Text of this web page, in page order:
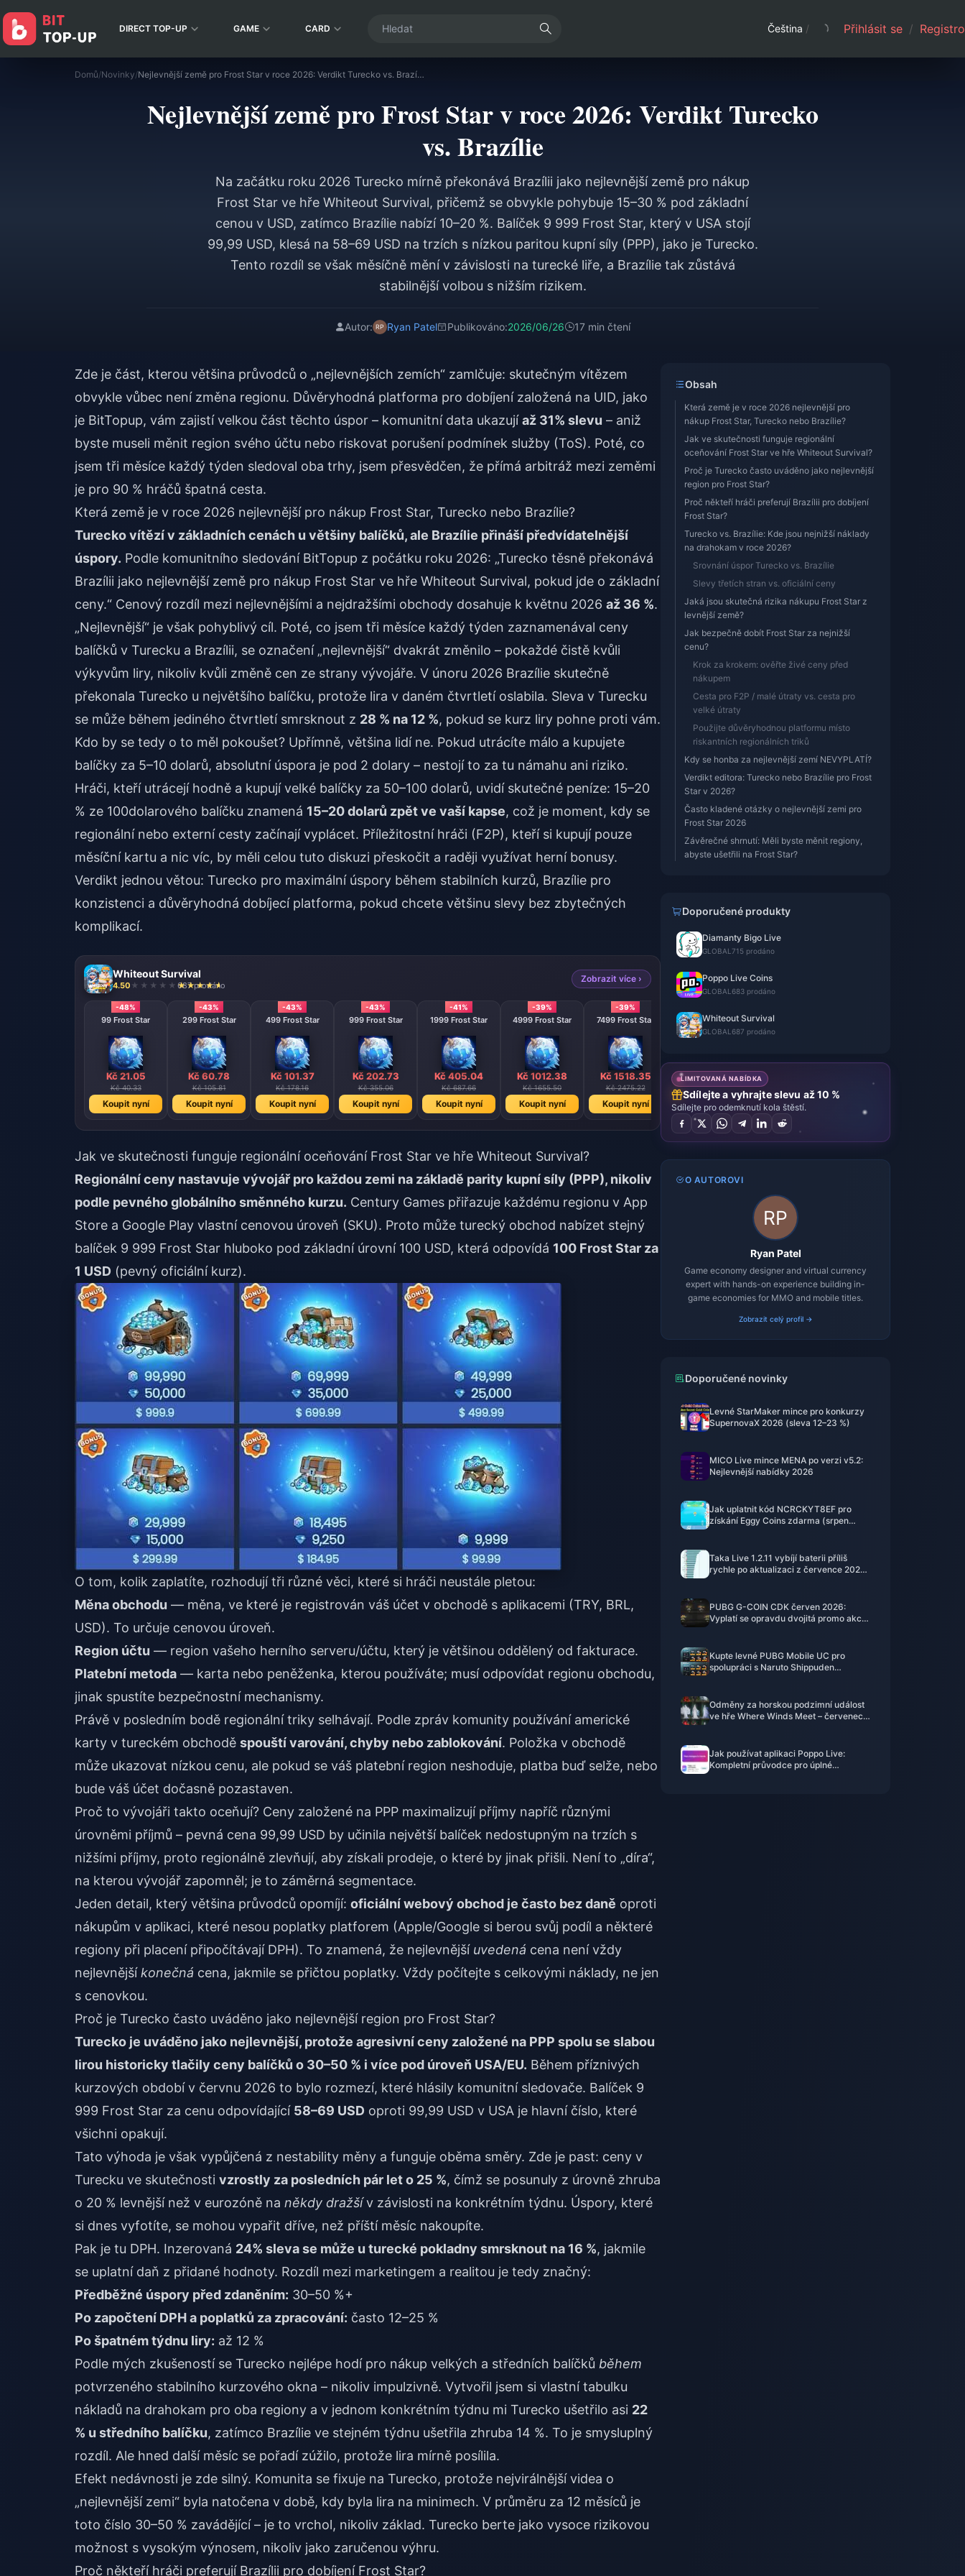
DIRECT TOP-UP GAME CARD Čeština / Přihlásit se /
Domů/Novinky/ Nejlevnější země pro Frost Star v roce 2026: Verdikt Turecko vs. Brazílie
Nejlevnější země pro Frost Star v roce 2026: Verdikt Turecko
vs. Brazílie
Na začátku roku 2026 Turecko mírně překonává Brazílii jako nejlevnější země pro nákup
Frost Star ve hře Whiteout Survival, přičemž se obvykle pohybuje 15–30 % pod základní
cenou v USD, zatímco Brazílie nabízí 10–20 %. Balíček 9 999 Frost Star, který v USA stojí
99,99 USD, klesá na 58–69 USD na trzích s nízkou paritou kupní síly (PPP), jako je Turecko.
Tento rozdíl se však měsíčně mění v závislosti na turecké liře, a Brazílie tak zůstává
stabilnější volbou s nižším rizikem.
Autor: Ryan Patel Publikováno:2026/06/26 17 min čtení
Zde je část, kterou většina průvodců o „nejlevnějších zemích“ zamlčuje: skutečným vítězem
obvykle vůbec není změna regionu. Důvěryhodná platforma pro dobíjení založená na UID, jako
je BitTopup, vám zajistí velkou část těchto úspor – komunitní data ukazujíaž 31% slevu – aniž
byste museli měnit region svého účtu nebo riskovat porušení podmínek služby (ToS). Poté, co
jsem tři měsíce každý týden sledoval oba trhy, jsem přesvědčen, že přímá arbitráž mezi zeměmi
je pro 90 % hráčů špatná cesta.
Která země je v roce 2026 nejlevnější pro nákup Frost Star, Turecko nebo Brazílie?
Turecko vítězí v základních cenách u většiny balíčků, ale Brazílie přináší předvídatelnější
úspory. Podle komunitního sledování BitTopup z počátku roku 2026: „Turecko těsně překonává
Brazílii jako nejlevnější země pro nákup Frost Star ve hře Whiteout Survival, pokud jde o základní
ceny.“ Cenový rozdíl mezi nejlevnějšími a nejdražšími obchody dosahuje k květnu 2026 až 36 %.
„Nejlevnější“ je však pohyblivý cíl. Poté, co jsem tři měsíce každý týden zaznamenával ceny
balíčků v Turecku a Brazílii, se označení „nejlevnější“ dvakrát změnilo – pokaždé čistě kvůli
výkyvům liry, nikoliv kvůli změně cen ze strany vývojáře. V únoru 2026 Brazílie skutečně
překonala Turecko u největšího balíčku, protože lira v daném čtvrtletí oslabila. Sleva v Turecku
se může během jediného čtvrtletí smrsknout z 28 % na 12 %, pokud se kurz liry pohne proti vám.
Kdo by se tedy o to měl pokoušet? Upřímně, většina lidí ne. Pokud utrácíte málo a kupujete
balíčky za 5–10 dolarů, absolutní úspora je pod 2 dolary – nestojí to za tu námahu ani riziko.
Hráči, kteří utrácejí hodně a kupují velké balíčky za 50–100 dolarů, uvidí skutečné peníze: 15–20
% ze 100dolarového balíčku znamená 15–20 dolarů zpět ve vaší kapse, což je moment, kdy se
regionální nebo externí cesty začínají vyplácet. Příležitostní hráči (F2P), kteří si kupují pouze
měsíční kartu a nic víc, by měli celou tuto diskuzi přeskočit a raději využívat herní bonusy.
Verdikt jednou větou: Turecko pro maximální úspory během stabilních kurzů, Brazílie pro
konzistenci a důvěryhodná dobíjecí platforma, pokud chcete většinu slevy bez zbytečných
komplikací.
Whiteout Survival
4.50 687 prodáno
Zobrazit více ›
-48%
99 Frost Star
Kč 21.05
Kč 40.33
Koupit nyní
-43%
299 Frost Star
Kč 60.78
Kč 105.81
Koupit nyní
-43%
499 Frost Star
Kč 101.37
Kč 178.16
Koupit nyní
-43%
999 Frost Star
Kč 202.73
Kč 355.06
Koupit nyní
-41%
1999 Frost Star
Kč 405.04
Kč 687.66
Koupit nyní
-39%
4999 Frost Star
Kč 1012.38
Kč 1655.50
Koupit nyní
-39%
7499 Frost Star
Kč 1518.35
Kč 2475.22
Koupit nyní
9999 Frost Star
Kč 2024.54
Kč 3571.74
Koupit nyní
Jak ve skutečnosti funguje regionální oceňování Frost Star ve hře Whiteout Survival?
Regionální ceny nastavuje vývojář pro každou zemi na základě parity kupní síly (PPP), nikoliv
podle pevného globálního směnného kurzu. Century Games přiřazuje každému regionu v App
Store a Google Play vlastní cenovou úroveň (SKU). Proto může turecký obchod nabízet stejný
balíček 9 999 Frost Star hluboko pod základní úrovní 100 USD, která odpovídá 100 Frost Star za
1 USD (pevný oficiální kurz).
O tom, kolik zaplatíte, rozhodují tři různé věci, které si hráči neustále pletou:
Měna obchodu — měna, ve které je registrován váš účet v obchodě s aplikacemi (TRY, BRL,
USD). To určuje cenovou úroveň.
Region účtu — region vašeho herního serveru/účtu, který je většinou oddělený od fakturace.
Platební metoda — karta nebo peněženka, kterou používáte; musí odpovídat regionu obchodu,
jinak spustíte bezpečnostní mechanismy.
Právě v posledním bodě regionální triky selhávají. Podle zpráv komunity používání americké
karty v tureckém obchodě spouští varování, chyby nebo zablokování. Položka v obchodě
může ukazovat nízkou cenu, ale pokud se váš platební region neshoduje, platba buď selže, nebo
bude váš účet dočasně pozastaven.
Proč to vývojáři takto oceňují? Ceny založené na PPP maximalizují příjmy napříč různými
úrovněmi příjmů – pevná cena 99,99 USD by učinila největší balíček nedostupným na trzích s
nižšími příjmy, proto regionálně zlevňují, aby získali prodeje, o které by jinak přišli. Není to „díra“,
na kterou vývojář zapomněl; je to záměrná segmentace.
Jeden detail, který většina průvodců opomíjí: oficiální webový obchod je často bez daně oproti
nákupům v aplikaci, které nesou poplatky platforem (Apple/Google si berou svůj podíl a některé
regiony při placení připočítávají DPH). To znamená, že nejlevnější uvedená cena není vždy
nejlevnějšíkonečná cena, jakmile se přičtou poplatky. Vždy počítejte s celkovými náklady, ne jen
s cenovkou.
Proč je Turecko často uváděno jako nejlevnější region pro Frost Star?
Turecko je uváděno jako nejlevnější, protože agresivní ceny založené na PPP spolu se slabou
lirou historicky tlačily ceny balíčků o 30–50 % i více pod úroveň USA/EU. Během příznivých
kurzových období v červnu 2026 to bylo rozmezí, které hlásily komunitní sledovače. Balíček 9
999 Frost Star za cenu odpovídající 58–69 USD oproti 99,99 USD v USA je hlavní číslo, které
všichni opakují.
Tato výhoda je však vypůjčená z nestability měny a funguje oběma směry. Zde je past: ceny v
Turecku ve skutečnosti vzrostly za posledních pár let o 25 %, čímž se posunuly z úrovně zhruba
o 20 % levnější než v eurozóně na někdy dražšív závislosti na konkrétním týdnu. Úspory, které
si dnes vyfotíte, se mohou vypařit dříve, než příští měsíc nakoupíte.
Pak je tu DPH. Inzerovaná 24% sleva se může u turecké pokladny smrsknout na 16 %, jakmile
se uplatní daň z přidané hodnoty. Rozdíl mezi marketingem a realitou je tedy značný:
Předběžné úspory před zdaněním: 30–50 %+
Po započtení DPH a poplatků za zpracování: často 12–25 %
Po špatném týdnu liry: až 12 %
Podle mých zkušeností se Turecko nejlépe hodí pro nákup velkých a středních balíčků během
potvrzeného stabilního kurzového okna – nikoliv impulzivně. Vytvořil jsem si vlastní tabulku
nákladů na drahokam pro oba regiony a v jednom konkrétním týdnu mi Turecko ušetřilo asi 22
% u středního balíčku, zatímco Brazílie ve stejném týdnu ušetřila zhruba 14 %. To je smysluplný
rozdíl. Ale hned další měsíc se pořadí zúžilo, protože lira mírně posílila.
Efekt nedávnosti je zde silný. Komunita se fixuje na Turecko, protože nejvirálnější videa o
„nejlevnější zemi“ byla natočena v době, kdy byla lira na minimech. V průměru za 12 měsíců je
toto číslo 30–50 % zavádějící – je to vrchol, nikoliv základ. Turecko berte jako vysoce rizikovou
možnost s vysokým výnosem, nikoliv jako zaručenou výhru.
Proč někteří hráči preferují Brazílii pro dobíjení Frost Star?
Obsah
Která země je v roce 2026 nejlevnější pro
nákup Frost Star, Turecko nebo Brazílie?
Jak ve skutečnosti funguje regionální
oceňování Frost Star ve hře Whiteout Survival?
Proč je Turecko často uváděno jako nejlevnější
region pro Frost Star?
Proč někteří hráči preferují Brazílii pro dobíjení
Frost Star?
Turecko vs. Brazílie: Kde jsou nejnižší náklady
na drahokam v roce 2026?
Srovnání úspor Turecko vs. Brazílie
Slevy třetích stran vs. oficiální ceny
Jaká jsou skutečná rizika nákupu Frost Star z
levnější země?
Jak bezpečně dobít Frost Star za nejnižší
cenu?
Krok za krokem: ověřte živé ceny před
nákupem
Cesta pro F2P / malé útraty vs. cesta pro
velké útraty
Použijte důvěryhodnou platformu místo
riskantních regionálních triků
Kdy se honba za nejlevnější zemí NEVYPLATÍ?
Verdikt editora: Turecko nebo Brazílie pro Frost
Star v 2026?
Často kladené otázky o nejlevnější zemi pro
Frost Star 2026
Závěrečné shrnutí: Měli byste měnit regiony,
abyste ušetřili na Frost Star?
Doporučené produkty
Diamanty Bigo Live
GLOBAL 715 prodáno
Poppo Live Coins
GLOBAL 683 prodáno
Whiteout Survival
GLOBAL 687 prodáno
LIMITOVANÁ NABÍDKA
Sdílejte a vyhrajte slevu až 10 %
Sdílejte pro odemknutí kola štěstí.
O AUTOROVI
Ryan Patel
Game economy designer and virtual currency
expert with hands-on experience building in-
game economies for MMO and mobile titles.
Zobrazit celý profil →
Doporučené novinky
Levné StarMaker mince pro konkurzy
SupernovaX 2026 (sleva 12–23 %)
MICO Live mince MENA po verzi v5.2:
Nejlevnější nabídky 2026
Jak uplatnit kód NCRCKYT8EF pro
získání Eggy Coins zdarma (srpen
Taka Live 1.2.11 vybíjí baterii příliš
rychle po aktualizaci z července 2026?
PUBG G-COIN CDK červen 2026:
Vyplatí se opravdu dvojitá promo akce
Kupte levné PUBG Mobile UC pro
spolupráci s Naruto Shippuden
Odměny za horskou podzimní událost
ve hře Where Winds Meet – červenec
Jak používat aplikaci Poppo Live:
Kompletní průvodce pro úplné